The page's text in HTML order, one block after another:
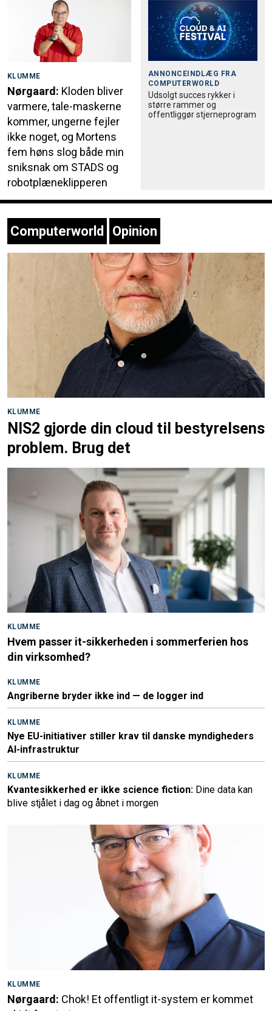
KLUMME
Nørgaard: Kloden bliver
varmere, tale-maskerne
kommer, ungerne fejler
ikke noget, og Mortens
fem høns slog både min
sniksnak om STADS og
robotplæneklipperen
ANNONCEINDLÆG FRA
COMPUTERWORLD
Udsolgt succes rykker i
større rammer og
offentliggør stjerneprogram
Computerworld Opinion
KLUMME
NIS2 gjorde din cloud til bestyrelsens
problem. Brug det
KLUMME
Hvem passer it-sikkerheden i sommerferien hos
din virksomhed?
KLUMME
Angriberne bryder ikke ind — de logger ind
KLUMME
Nye EU-initiativer stiller krav til danske myndigheders
AI-infrastruktur
KLUMME
Kvantesikkerhed er ikke science fiction: Dine data kan
blive stjålet i dag og åbnet i morgen
KLUMME
Nørgaard: Chok! Et offentligt it-system er kommet